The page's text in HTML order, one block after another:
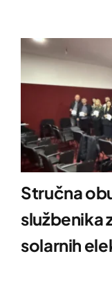
Stručna
službenika
solarnih